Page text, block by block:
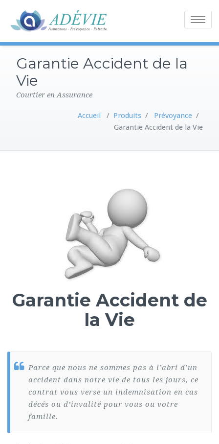
Toggle
Garantie Accident de la
Vie
Courtier en Assurance
Accueil / Produits / Prévoyance /
Garantie Accident de la Vie
Garantie Accident de
la Vie
Parce que nous ne sommes pas à l’abri d’un
accident dans notre vie de tous les jours, ce
contrat vous verse un indemnisation en cas
décés ou d’invalité pour vous ou votre
famille.